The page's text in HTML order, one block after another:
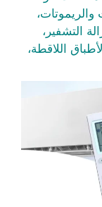
والريموتات،
التشفير،
اللاقطة،